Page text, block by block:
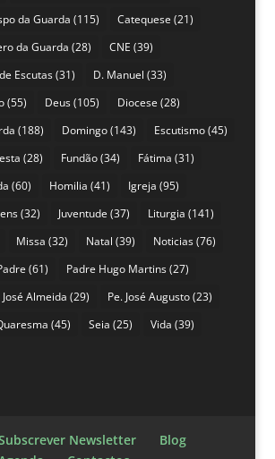
da Guarda (115) Catequese (21)
da Guarda (28) CNE (39)
Escutas(31) D. Manuel (33)
(55) Deus(105) Diocese (28)
(188) Domingo(143) Escutismo(45)
(28) Fundão(34) Fátima (31)
(60) Homilia (41) Igreja (95)
(32) Juventude (37) Liturgia (141)
Missa (32) Natal (39) Noticias(76)
(61) Padre Hugo Martins(27)
José Almeida (29) Pe. José Augusto(23)
(45) Seia (25) Vida (39)
Newsletter
Blog